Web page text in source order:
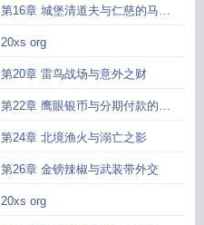
第16章 城堡清道夫与仁慈的马克
沁
20xs org
第20章 雷鸟战场与意外之财
第22章 鹰眼银币与分期付款的蓝
图
第24章 北境渔火与溺亡之影
第26章 金镑辣椒与武装带外交
20xs org